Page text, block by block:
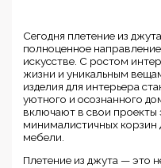
Сегодня плетение из
полноценное
искусстве. С ростом
жизни и уникальным
изделия для интерьера
уютного и осознанного
включают в свои проекты
минималистичных
мебели.
Плетение из джута — это